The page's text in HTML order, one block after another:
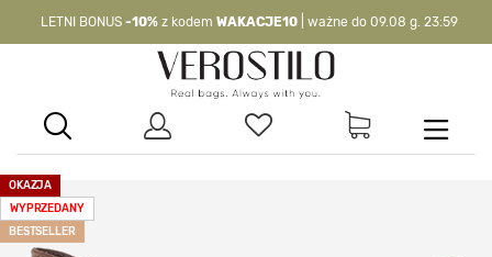
LETNI BONUS -10% z kodem WAKACJE10 | ważne do 09.08 g. 23:59
WAKACJE10| nie dotyczy produktów z flagą OKAZJA >
OKAZJA
WYPRZEDANY
BESTSELLER